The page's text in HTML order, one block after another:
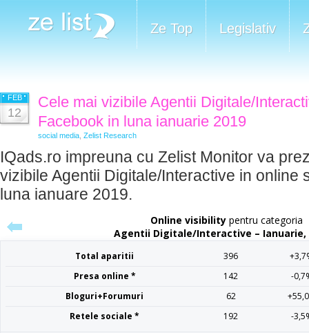
Ze Top Legislativ
FEB
12
Cele mai vizibile Agentii Digitale/
Facebook in luna ianuarie 2019
social media Zelist Research
IQads.ro impreuna cu Zelist Monitor va
vizibile Agentii Digitale/Interactive in online
luna ianuare 2019.